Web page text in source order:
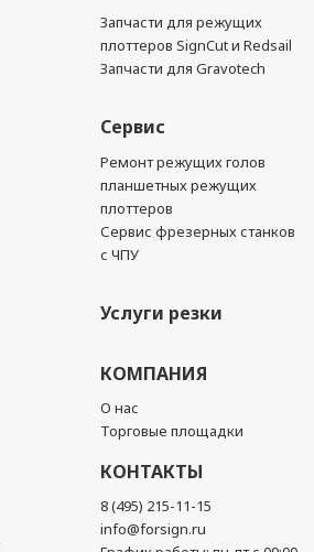
Запчасти для режущих
плоттеров SignCut и Redsail
Запчасти для Gravotech
Сервис
Ремонт режущих голов
планшетных режущих
плоттеров
Сервис фрезерных станков
с ЧПУ
Услуги резки
КОМПАНИЯ
О нас
Торговые площадки
КОНТАКТЫ
8 (495) 215-11-15
info@forsign.ru